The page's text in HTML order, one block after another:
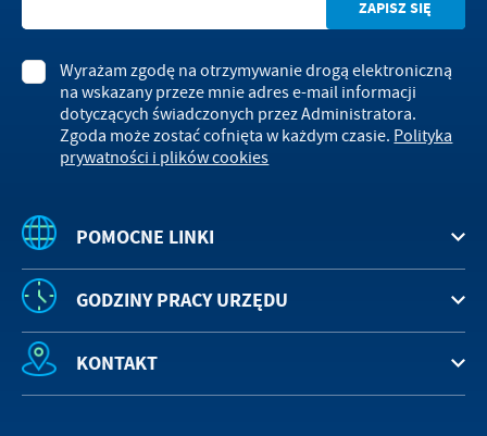
POMOCNE LINKI
Wyrażam zgodę na otrzymywanie drogą elektroniczną
na wskazany przeze mnie adres e-mail informacji
dotyczących świadczonych przez Administratora.
Zgoda może zostać cofnięta w każdym czasie. Polityka
prywatności i plików cookies
GODZINY PRACY URZĘDU
KONTAKT